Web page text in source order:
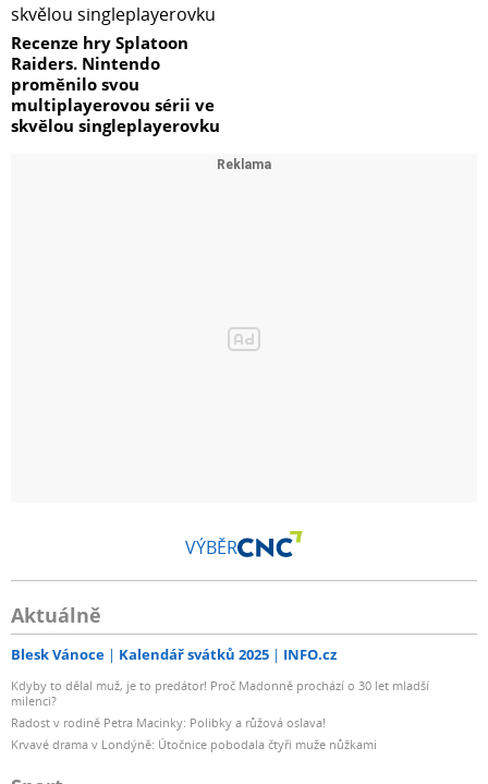
Recenze hry Splatoon
Raiders. Nintendo
proměnilo svou
multiplayerovou sérii ve
skvělou singleplayerovku
VÝBĚR
Aktuálně
Blesk Vánoce Kalendář svátků 2025 INFO.cz
Kdyby to dělal muž, je to predátor! Proč Madonně prochází o 30 let mladší
milenci?
Radost v rodině Petra Macinky: Polibky a růžová oslava!
Krvavé drama v Londýně: Útočnice pobodala čtyři muže nůžkami